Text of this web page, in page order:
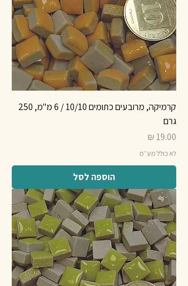
קרמיקה, מרובעים כתומים 10/10 / 6 מ"מ, 250
גרם
מחיר
לא כולל מע״מ
הוספה לסל